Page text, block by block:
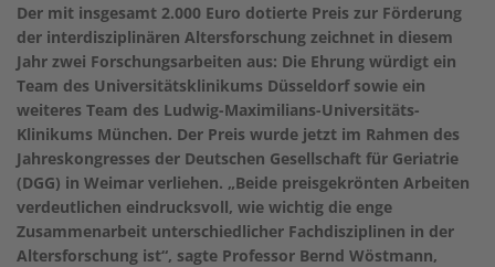
Der mit insgesamt 2.000 Euro dotierte Preis zur Förderung
der interdisziplinären Altersforschung zeichnet in diesem
Jahr zwei Forschungsarbeiten aus: Die Ehrung würdigt ein
Team des Universitätsklinikums Düsseldorf sowie ein
weiteres Team des Ludwig-Maximilians-Universitäts-
Klinikums München. Der Preis wurde jetzt im Rahmen des
Jahreskongresses der Deutschen Gesellschaft für Geriatrie
(DGG) in Weimar verliehen. „Beide preisgekrönten Arbeiten
verdeutlichen eindrucksvoll, wie wichtig die enge
Zusammenarbeit unterschiedlicher Fachdisziplinen in der
Altersforschung ist“, sagte Professor Bernd Wöstmann,